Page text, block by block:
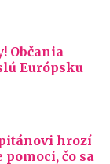
Občania
Európsku
hrozí
čo sa